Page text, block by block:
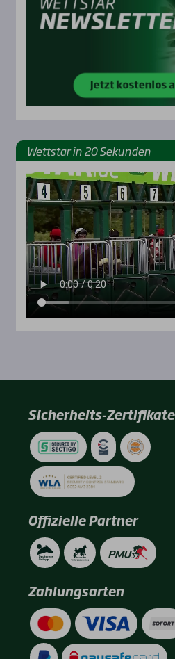
Wett­star in 20 Sekun­den
Sicherheits-Zertifikate
Offizielle Partner
Zahlungsarten